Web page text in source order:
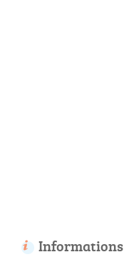
Informations